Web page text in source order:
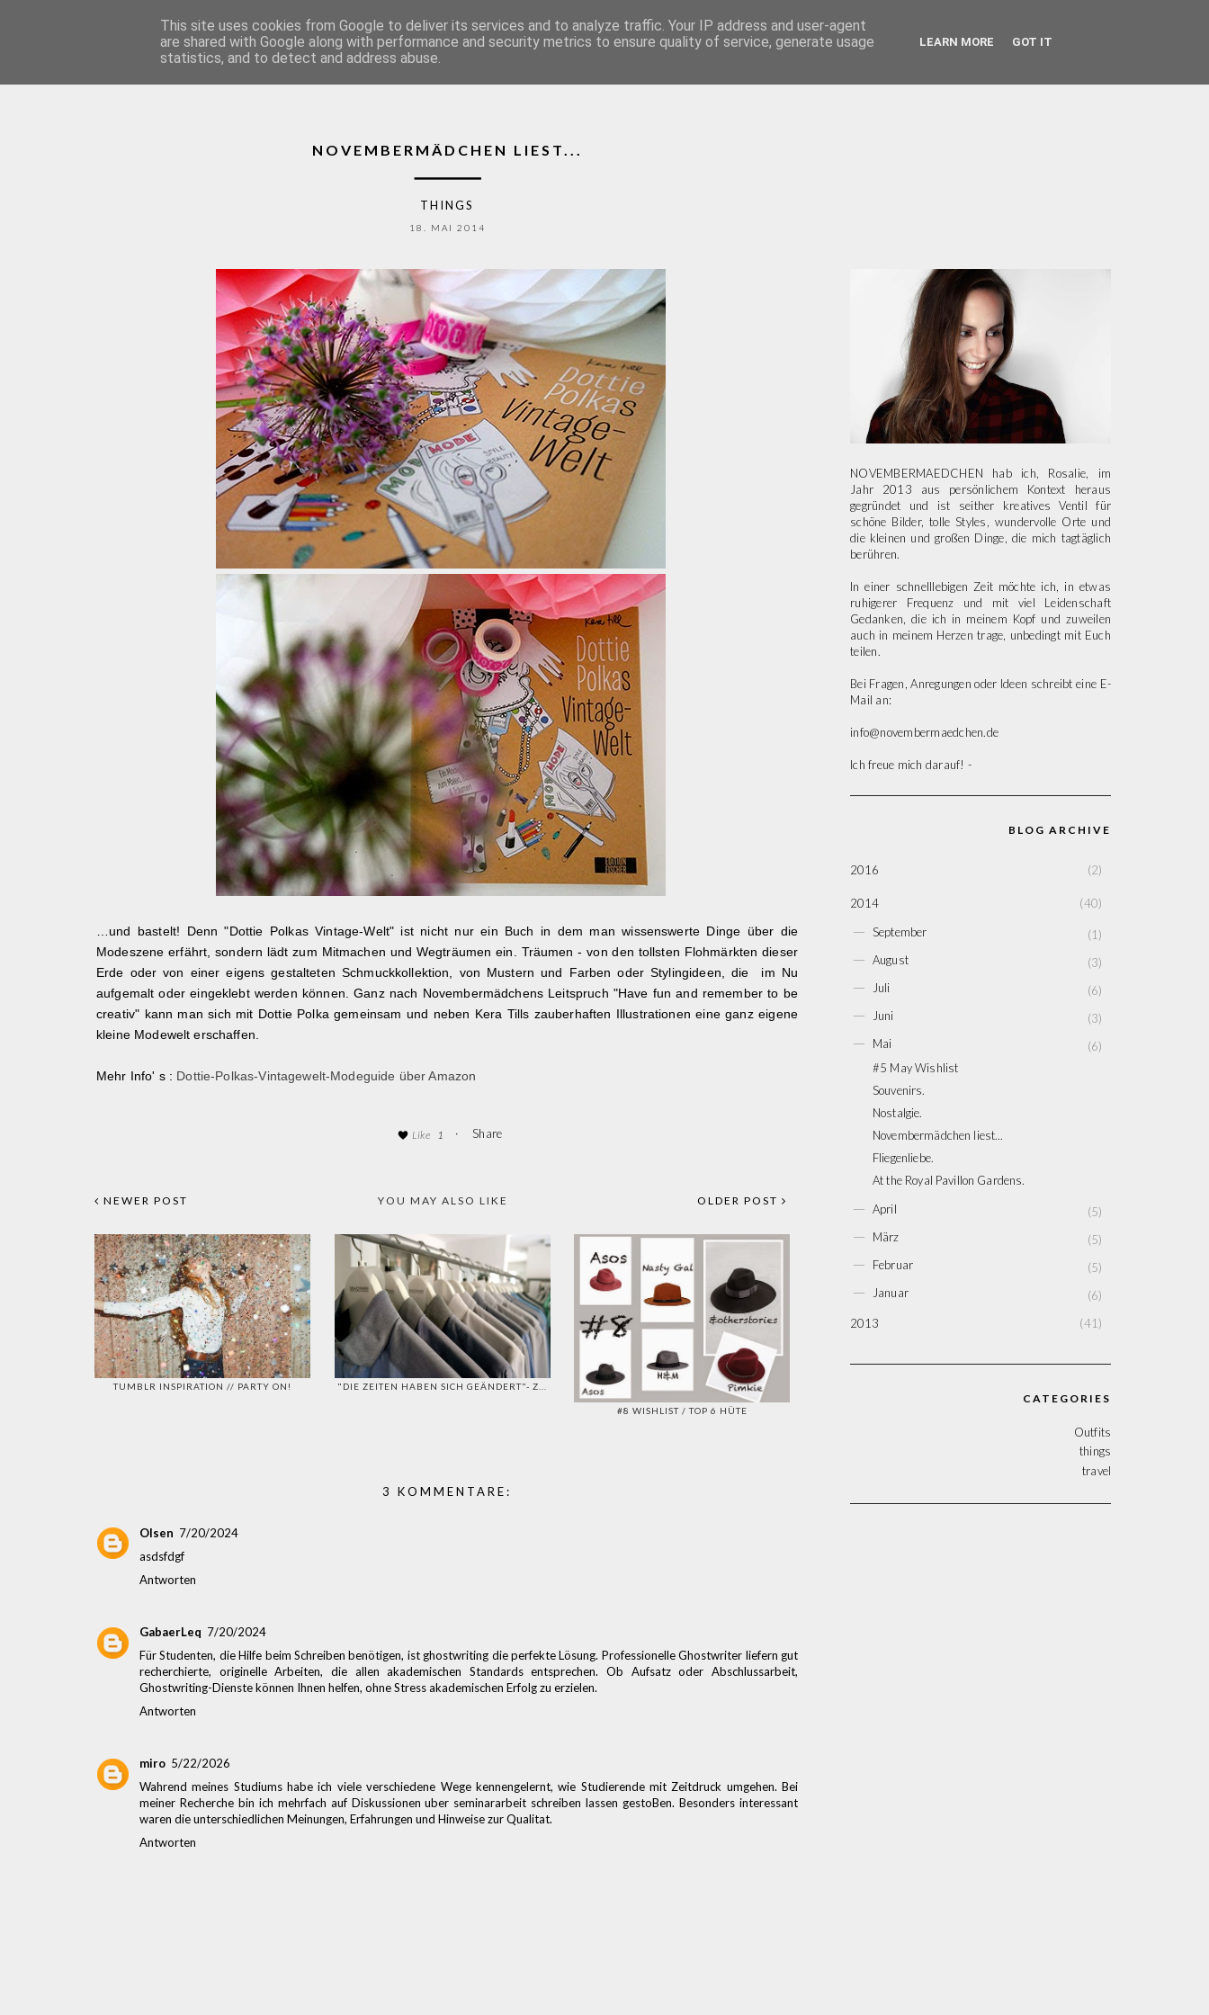
NOVEMBERMÄDCHEN
NOVEMBERMÄDCHEN LIEST...
THINGS
18. MAI 2014
…und bastelt! Denn "Dottie Polkas Vintage-Welt" ist nicht nur ein Buch in dem man wissenswerte Dinge über die
Modeszene erfährt, sondern lädt zum Mitmachen und Wegträumen ein. Träumen - von den tollsten Flohmärkten dieser
Erde oder von einer eigens gestalteten Schmuckkollektion, von Mustern und Farben oder Stylingideen, die im Nu
aufgemalt oder eingeklebt werden können. Ganz nach Novembermädchens Leitspruch "Have fun and remember to be
creativ" kann man sich mit Dottie Polka gemeinsam und neben Kera Tills zauberhaften Illustrationen eine ganz eigene
kleine Modewelt erschaffen.
Mehr Info' s : Dottie-Polkas-Vintagewelt-Modeguide über Amazon
Like 1 · Share
NEWER POST OLDER POST
YOU MAY ALSO LIKE
TUMBLR INSPIRATION // PARTY ON! "DIE ZEITEN HABEN SICH GEÄNDERT"- Z...
#8 WISHLIST / TOP 6 HÜTE
3 KOMMENTARE:
Olsen 7/20/2024
asdsfdgf
Antworten
GabaerLeq 7/20/2024
Für Studenten, die Hilfe beim Schreiben benötigen, ist ghostwriting die perfekte Lösung. Professionelle Ghostwriter liefern gut
recherchierte, originelle Arbeiten, die allen akademischen Standards entsprechen. Ob Aufsatz oder Abschlussarbeit,
Ghostwriting-Dienste können Ihnen helfen, ohne Stress akademischen Erfolg zu erzielen.
Antworten
miro 5/22/2026
Wahrend meines Studiums habe ich viele verschiedene Wege kennengelernt, wie Studierende mit Zeitdruck umgehen. Bei
meiner Recherche bin ich mehrfach auf Diskussionen uber seminararbeit schreiben lassen gestoBen. Besonders interessant
waren die unterschiedlichen Meinungen, Erfahrungen und Hinweise zur Qualitat.
Antworten
NOVEMBERMAEDCHEN hab ich, Rosalie, im
Jahr 2013 aus persönlichem Kontext heraus
gegründet und ist seither kreatives Ventil für
schöne Bilder, tolle Styles, wundervolle Orte und
die kleinen und großen Dinge, die mich tagtäglich
berühren.
In einer schnelllebigen Zeit möchte ich, in etwas
ruhigerer Frequenz und mit viel Leidenschaft
Gedanken, die ich in meinem Kopf und zuweilen
auch in meinem Herzen trage, unbedingt mit Euch
teilen.
Bei Fragen, Anregungen oder Ideen schreibt eine E-
Mail an:
info@novembermaedchen.de
Ich freue mich darauf! -
BLOG ARCHIVE
2016 (2)
2014 (40)
September (1)
August (3)
Juli (6)
Juni (3)
Mai
(6)
#5 May Wishlist
Souvenirs.
Nostalgie.
Novembermädchen liest...
Fliegenliebe.
At the Royal Pavillon Gardens.
April (5)
März (5)
Februar (5)
Januar
(6)
2013
(41)
CATEGORIES
Outfits
things
travel
This site uses cookies from Google to deliver its services and to analyze traffic. Your IP address and user-agent
are shared with Google along with performance and security metrics to ensure quality of service, generate usage
statistics, and to detect and address abuse.
LEARN MORE GOT IT